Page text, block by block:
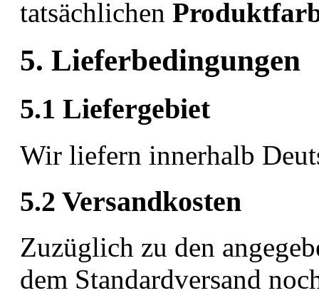
tatsächlichen
5. Lieferbedingungen
5.1 Liefergebiet
Wir liefern innerhalb
5.2 Versandkosten
Zuzüglich zu den
dem Standardversand